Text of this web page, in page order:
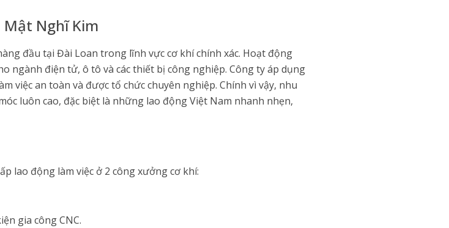
Mật Nghĩ Kim
đầu tại Đài Loan trong lĩnh vực cơ khí chính xác. Hoạt động
ngành điện tử, ô tô và các thiết bị công nghiệp. Công ty áp dụng
việc an toàn và được tổ chức chuyên nghiệp. Chính vì vậy, nhu
luôn cao, đặc biệt là những lao động Việt Nam nhanh nhẹn,
lao động làm việc ở 2 công xưởng cơ khí:
gia công CNC.